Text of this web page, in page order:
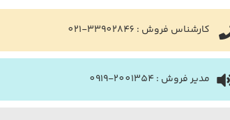
کارشناس فروش : 33902846-021
مدیر فروش : 2001354-0919